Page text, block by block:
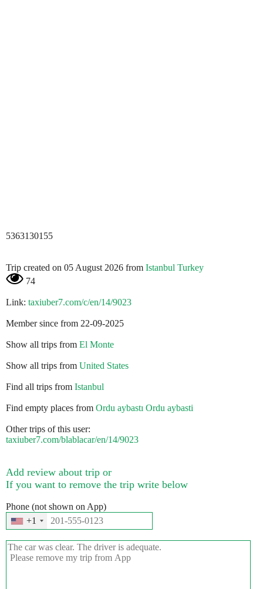
5363130155
Trip created on 05 August 2026 from Istanbul Turkey
74
Link: taxiuber7.com/c/en/14/9023
Member since from 22-09-2025
Show all trips from El Monte
Show all trips from United States
Find all trips from Istanbul
Find empty places from Ordu aybastı Ordu aybasti
Other trips of this user:
taxiuber7.com/blablacar/en/14/9023
Add review about trip or
If you want to remove the trip write below
Phone (not shown on App)
+1